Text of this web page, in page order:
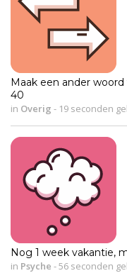
Maak een ander
40
in Overig - 19 seconden
Nog 1 week vakantie,
in Psyche -56 seconden